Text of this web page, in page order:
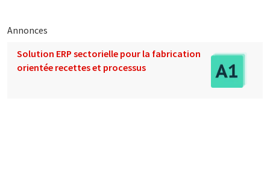
Annonces
Solution ERP sectorielle pour la fabrication
orientée recettes et processus